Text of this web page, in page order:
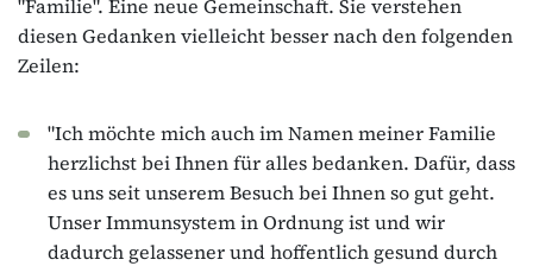
"Familie". Eine neue Gemeinschaft. Sie verstehen
diesen Gedanken vielleicht besser nach den folgenden
Zeilen:
"Ich möchte mich auch im Namen meiner Familie
herzlichst bei Ihnen für alles bedanken. Dafür, dass
es uns seit unserem Besuch bei Ihnen so gut geht.
Unser Immunsystem in Ordnung ist und wir
dadurch gelassener und hoffentlich gesund durch